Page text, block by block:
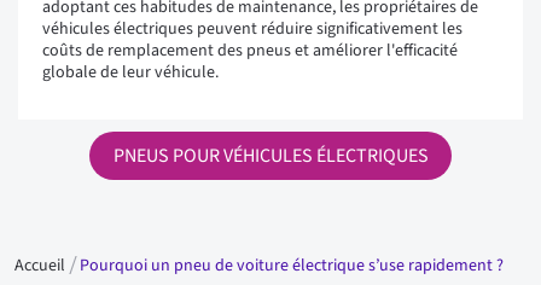
adoptant ces habitudes de maintenance, les propriétaires de
véhicules électriques peuvent réduire significativement les
coûts de remplacement des pneus et améliorer l'efficacité
globale de leur véhicule.
PNEUS POUR VÉHICULES ÉLECTRIQUES
Accueil Pourquoi un pneu de voiture électrique s’use rapidement ?